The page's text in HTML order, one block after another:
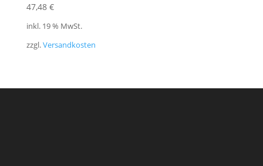
47,48 €
inkl. 19 % MwSt.
zzgl.Versandkosten